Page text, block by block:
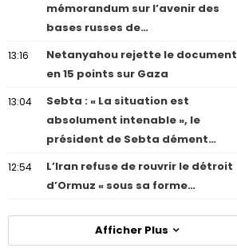
mémorandum sur l’avenir des
bases russes de…
13:16
Netanyahou rejette le document
en 15 points sur Gaza
13:04
Sebta : « La situation est
absolument intenable », le
président de Sebta dément…
12:54
L’Iran refuse de rouvrir le détroit
d’Ormuz « sous sa forme…
Afficher Plus